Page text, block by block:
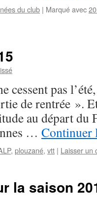
du club | Marqué avec
cessent pas
de rentrée ».
au départ du
… Continuer
, plouzané, vtt | Laisser un
la saison